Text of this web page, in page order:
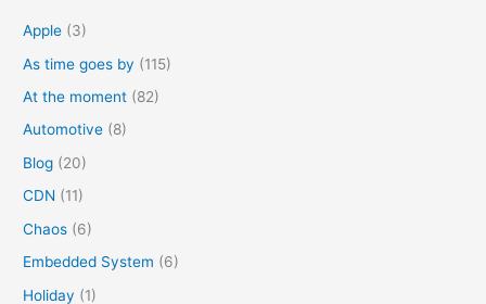
Apple (3)
As time goes by (115)
At the moment (82)
Automotive (8)
Blog (20)
CDN (11)
Chaos (6)
Embedded System (6)
Holiday (1)